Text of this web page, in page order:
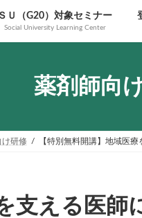
ＳＵ（G20）対象セミナー
Social University Learning Center
薬剤師向
け研修 【特別無料開講】地域医
支える医